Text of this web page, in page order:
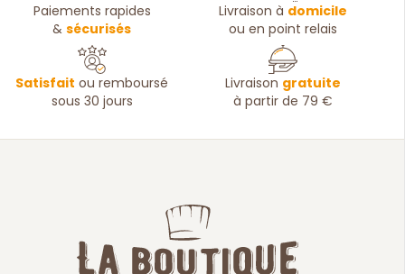
Paiements rapides
&sécurisés
Livraison à domicile
ou en point relais
Satisfait ou remboursé
sous 30 jours
Livraison gratuite
à partir de 79 €